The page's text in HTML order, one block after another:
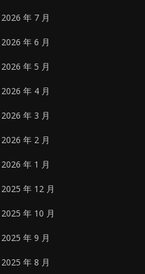
2026 年 7 月
2026 年 6 月
2026 年 5 月
2026 年 4 月
2026 年 3 月
2026 年 2 月
2026 年 1 月
2025 年 12 月
2025 年 10 月
2025 年 9 月
2025 年 8 月